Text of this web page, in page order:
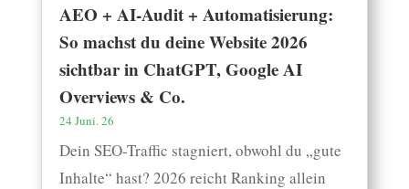
AEO + AI-Audit + Automatisierung:
So machst du deine Website 2026
sichtbar in ChatGPT, Google AI
Overviews & Co.
24 Juni. 26
Dein SEO-Traffic stagniert, obwohl du „gute
Inhalte“ hast? 2026 reicht Ranking allein